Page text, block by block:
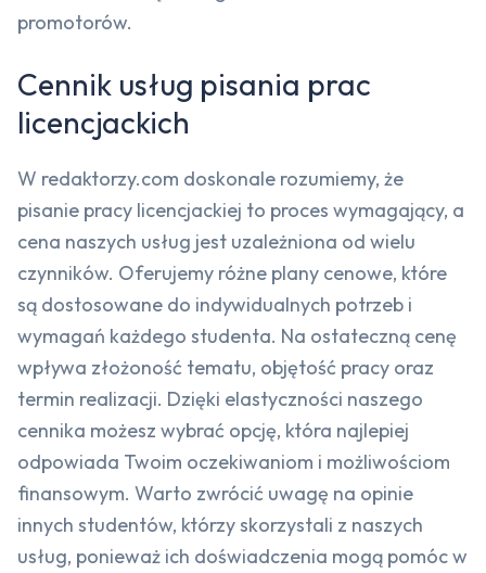
promotorów.
Cennik usług pisania prac
licencjackich
W redaktorzy.com doskonale rozumiemy, że
pisanie pracy licencjackiej to proces wymagający, a
cena naszych usług jest uzależniona od wielu
czynników. Oferujemy różne plany cenowe, które
są dostosowane do indywidualnych potrzeb i
wymagań każdego studenta. Na ostateczną cenę
wpływa złożoność tematu, objętość pracy oraz
termin realizacji. Dzięki elastyczności naszego
cennika możesz wybrać opcję, która najlepiej
odpowiada Twoim oczekiwaniom i możliwościom
finansowym. Warto zwrócić uwagę na opinie
innych studentów, którzy skorzystali z naszych
usług, ponieważ ich doświadczenia mogą pomóc w